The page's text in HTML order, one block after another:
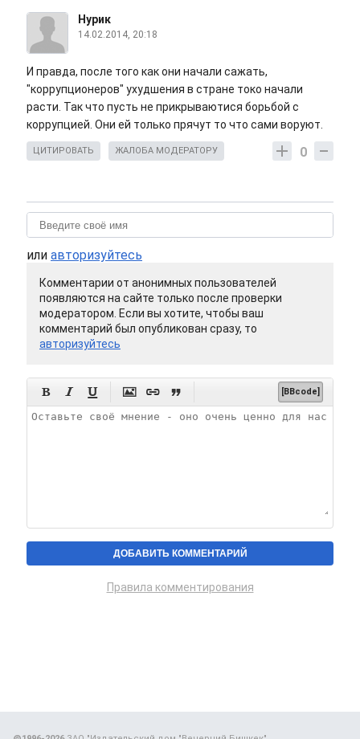
Нурик
14.02.2014, 20:18
И правда, после того как они начали сажать,
"коррупционеров" ухудшения в стране токо начали
расти. Так что пусть не прикрываютися борьбой с
коррупцией. Они ей только прячут то что сами воруют.
0
ЦИТИРОВАТЬ ЖАЛОБА МОДЕРАТОРУ
или авторизуйтесь
Комментарии от анонимных пользователей
появляются на сайте только после проверки
модератором. Если вы хотите, чтобы ваш
комментарий был опубликован сразу, то
авторизуйтесь
      [BBcode]
Правила комментирования